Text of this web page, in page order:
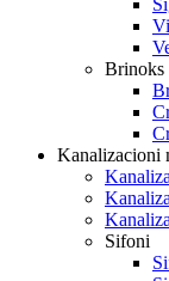
Brinoks
Kanalizacioni
Sifoni